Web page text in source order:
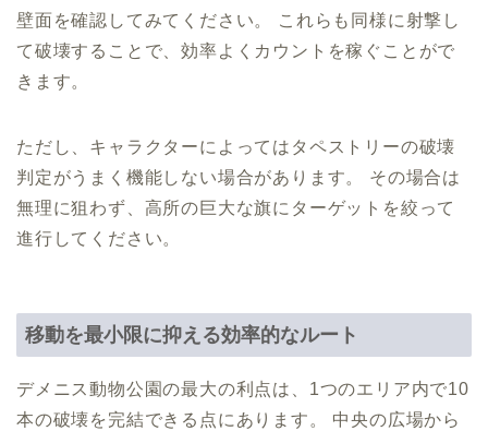
壁面を確認してみてください。 これらも同様に射撃し
て破壊することで、効率よくカウントを稼ぐことがで
きます。
ただし、キャラクターによってはタペストリーの破壊
判定がうまく機能しない場合があります。 その場合は
無理に狙わず、高所の巨大な旗にターゲットを絞って
進行してください。
移動を最小限に抑える効率的なルート
デメニス動物公園の最大の利点は、1つのエリア内で10
本の破壊を完結できる点にあります。 中央の広場から